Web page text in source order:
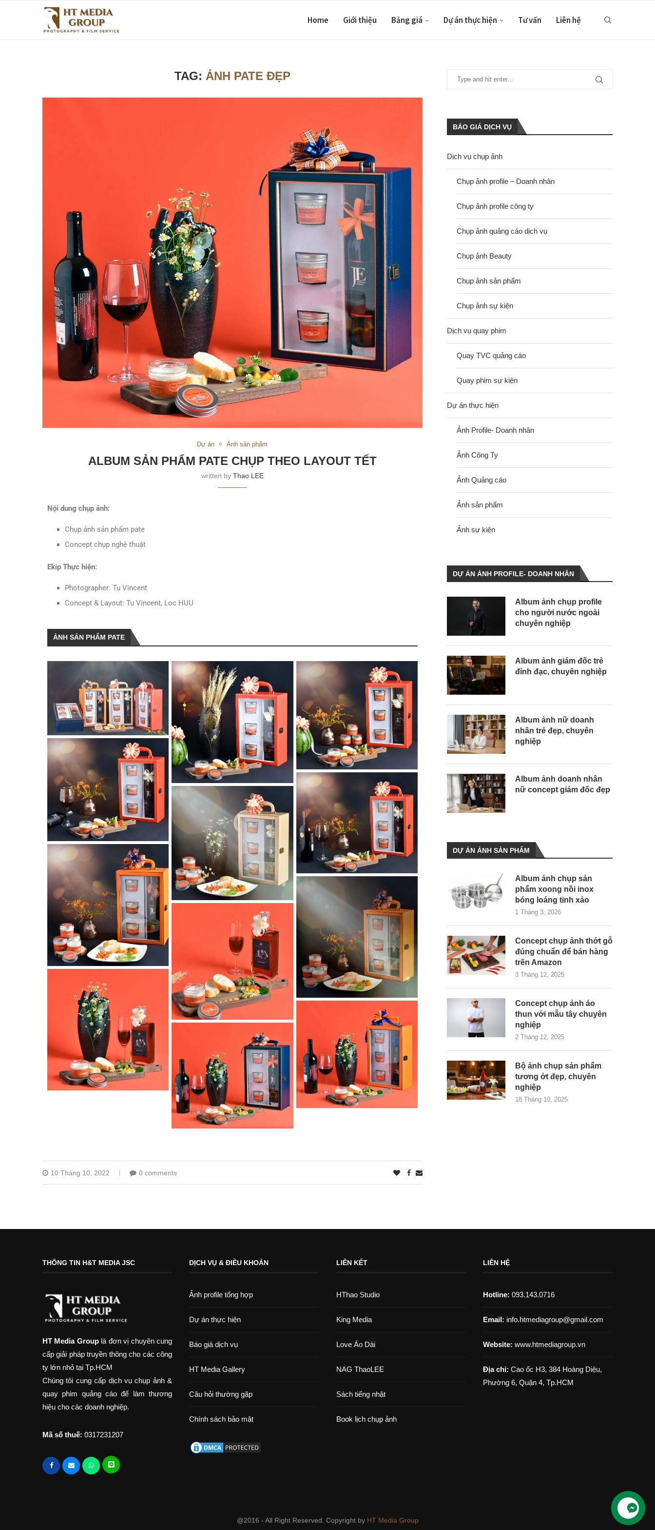
Home Giới thiệu Bảng giá Dự án thực hiện Tư vấn Liên hệ
TAG: ẢNH PATE ĐẸP
Dự án Ảnh sản phẩm
ALBUM SẢN PHẨM PATE CHỤP THEO LAYOUT TẾT
written by Thao LEE
Nội dung chụp ảnh:
Chụp ảnh sản phẩm pate
Concept chụp nghệ thuật
Ekip Thực hiện:
Photographer: Tu Vincent
Concept & Layout: Tu Vincent, Loc HUU
ẢNH SẢN PHẨM PATE
10 Tháng 10, 2022 0 comments
BÁO GIÁ DỊCH VỤ
Dịch vụ chụp ảnh
Chụp ảnh profile – Doanh nhân
Chụp ảnh profile công ty
Chụp ảnh quảng cáo dịch vụ
Chụp ảnh Beauty
Chụp ảnh sản phẩm
Chụp ảnh sự kiện
Dịch vụ quay phim
Quay TVC quảng cáo
Quay phim sự kiện
Dự án thực hiện
Ảnh Profile- Doanh nhân
Ảnh Công Ty
Ảnh Quảng cáo
Ảnh sản phẩm
Ảnh sự kiện
DỰ ÁN ẢNH PROFILE- DOANH NHÂN
Album ảnh chụp profile
cho người nước ngoài
chuyên nghiệp
Album ảnh giám đốc trẻ
đỉnh đạc, chuyên nghiệp
Album ảnh nữ doanh
nhân trẻ đẹp, chuyên
nghiệp
Album ảnh doanh nhân
nữ concept giám đốc đẹp
DỰ ÁN ẢNH SẢN PHẨM
Album ảnh chụp sản
phẩm xoong nồi inox
bóng loáng tinh xảo
1 Tháng 3, 2026
Concept chụp ảnh thớt gỗ
đúng chuẩn để bán hàng
trên Amazon
3 Tháng 12, 2025
Concept chụp ảnh áo
thun với mẫu tây chuyên
nghiệp
2 Tháng 12, 2025
Bộ ảnh chụp sản phẩm
tương ớt đẹp, chuyên
nghiệp
18 Tháng 10, 2025
THÔNG TIN H&T MEDIA JSC
HT Media Grouplà đơn vị chuyên cung
cấp giải pháp truyền thông cho các công
ty lớn nhỏ tại Tp.HCM
Chúng tôi cung cấp dịch vụ chụp ảnh &
quay phim quảng cáo để làm thương
hiệu cho các doanh nghiệp.
Mã số thuế: 0317231207
DỊCH VỤ & ĐIỀU KHOẢN
Ảnh profile tổng hợp
Dự án thực hiện
Báo giá dịch vụ
HT Media Gallery
Câu hỏi thường gặp
Chính sách bảo mật
LIÊN KẾT
HThao Studio
King Media
Love Áo Dài
NAG ThaoLEE
Sách tiếng nhật
Book lịch chụp ảnh
LIÊN HỆ
Hotline: 093.143.0716
Email: info.htmediagroup@gmail.com
Website: www.htmediagroup.vn
Địa chỉ: Cao ốc H3, 384 Hoàng Diệu,
Phường 6, Quận 4, Tp.HCM
@2016 - All Right Reserved. Copyright by HT Media Group
Liên Hệ
Nhanh